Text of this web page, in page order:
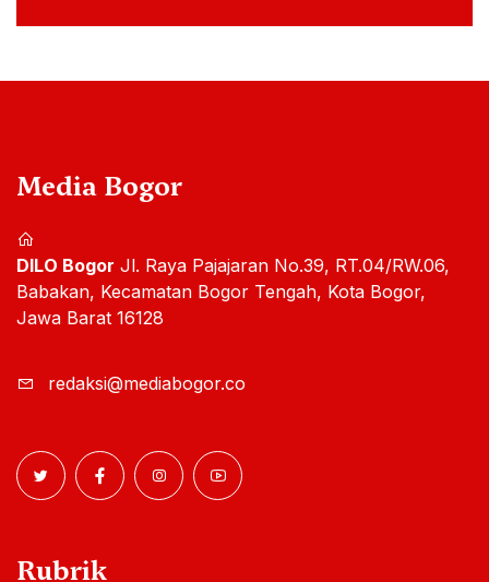
Media Bogor
DILO Bogor Jl. Raya Pajajaran No.39, RT.04/RW.06,
Babakan, Kecamatan Bogor Tengah, Kota Bogor,
Jawa Barat 16128
redaksi@mediabogor.co
Rubrik